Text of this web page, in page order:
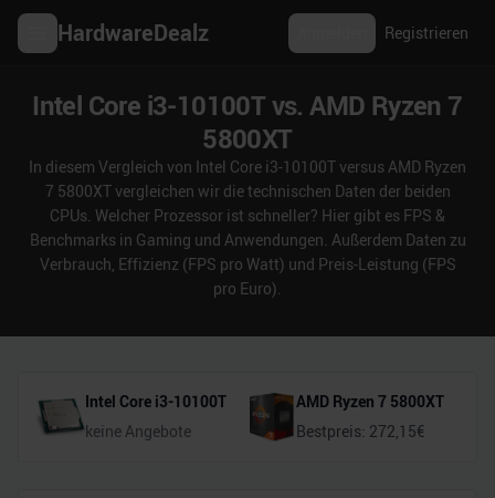
HardwareDealz Registrieren
Intel Core i3-10100T vs. AMD Ryzen 7
5800XT
In diesem Vergleich von Intel Core i3-10100T versus AMD Ryzen
7 5800XT vergleichen wir die technischen Daten der beiden
CPUs. Welcher Prozessor ist schneller? Hier gibt es FPS &
Benchmarks in Gaming und Anwendungen. Außerdem Daten zu
Verbrauch, Effizienz (FPS pro Watt) und Preis-Leistung (FPS
pro Euro).
Intel Core i3-10100T
keine Angebote
AMD Ryzen 7 5800XT
Bestpreis: 272,15€